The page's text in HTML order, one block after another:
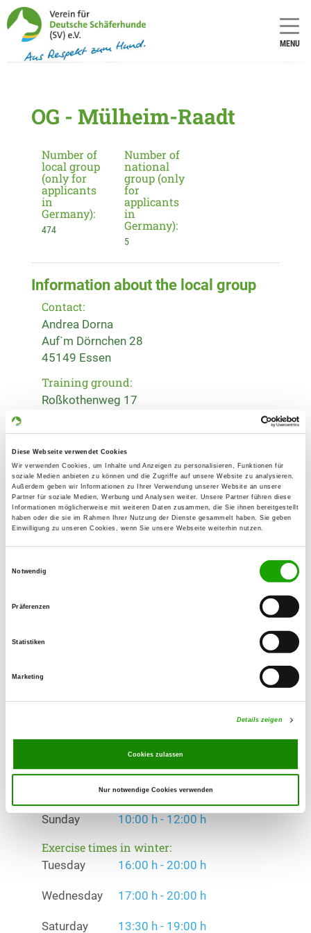
Diese Webseite verwendet Cookies
Wir verwenden Cookies, um Inhalte und Anzeigen zu personalisieren, Funktionen für
soziale Medien anbieten zu können und die Zugriffe auf unsere Website zu analysieren.
Außerdem geben wir Informationen zu Ihrer Verwendung unserer Website an unsere
Partner für soziale Medien, Werbung und Analysen weiter. Unsere Partner führen diese
Informationen möglicherweise mit weiteren Daten zusammen, die Sie ihnen bereitgestellt
haben oder die sie im Rahmen Ihrer Nutzung der Dienste gesammelt haben. Sie geben
Einwilligung zu unseren Cookies, wenn Sie unsere Webseite weiterhin nutzen.
Notwendig
Präferenzen
Statistiken
Marketing
Details zeigen
Cookies zulassen
Nur notwendige Cookies verwenden
MENU
OG - Mülheim-Raadt
Number of
local group
(only for
applicants
in
Germany):
474
Number of
national
group (only
for
applicants
in
Germany):
5
Information about the local group
Contact:
Andrea Dorna
Auf`m Dörnchen 28
45149 Essen
Training ground:
Roßkothenweg 17
Phone:
0201 713818
Handy:
0172 8856700
E-Mail:
a.dorna@arcor.de
Homepage:
Welpenspielstunde, Junghundgruppe,
RallyObedience, Gruppentraining
17:00 h - 20:00 h
13:30 h - 19:00 h
Sunday 10:00 h - 12:00 h
Exercise times in winter:
Tuesday 16:00 h - 20:00 h
Wednesday 17:00 h - 20:00 h
Saturday 13:30 h - 19:00 h